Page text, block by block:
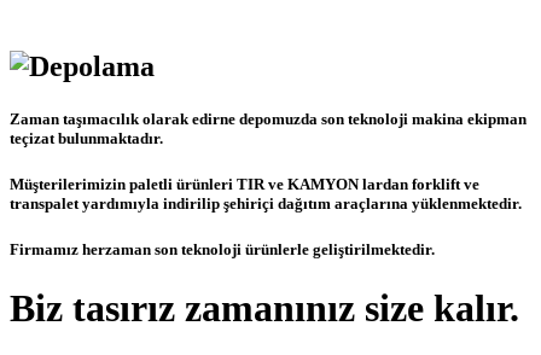
Zaman taşımacılık olarak edirne depomuzda son teknoloji makina ekipman
teçizat bulunmaktadır.
Müşterilerimizin paletli ürünleri TIR ve KAMYON lardan forklift ve
transpalet yardımıyla indirilip şehiriçi dağıtım araçlarına yüklenmektedir.
Firmamız herzaman son teknoloji ürünlerle geliştirilmektedir.
Biz tasırız zamanınız size kalır.